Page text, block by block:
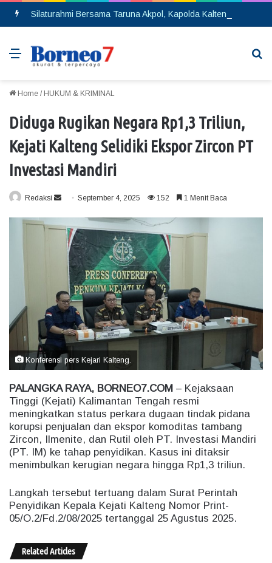
Menu
Home / HUKUM & KRIMINAL
Diduga Rugikan Negara Rp1,3 Triliun,
Kejati Kalteng Selidiki Ekspor Zircon PT
Investasi Mandiri
Redaksi
n
m
a
i
September 4, 2025 152 1 Menit Baca
Konferensi pers Kejari Kalteng.
PALANGKA RAYA, BORNEO7.COM – Kejaksaan
Tinggi (Kejati) Kalimantan Tengah resmi
meningkatkan status perkara dugaan tindak pidana
korupsi penjualan dan ekspor komoditas tambang
Zircon, Ilmenite, dan Rutil oleh PT. Investasi Mandiri
(PT. IM) ke tahap penyidikan. Kasus ini ditaksir
menimbulkan kerugian negara hingga Rp1,3 triliun.
Langkah tersebut tertuang dalam Surat Perintah
Penyidikan Kepala Kejati Kalteng Nomor Print-
05/O.2/Fd.2/08/2025 tertanggal 25 Agustus 2025.
Related Articles